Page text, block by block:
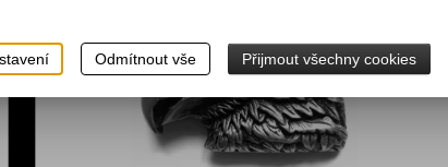
Odmítnout vše Přijmout všechny cookies